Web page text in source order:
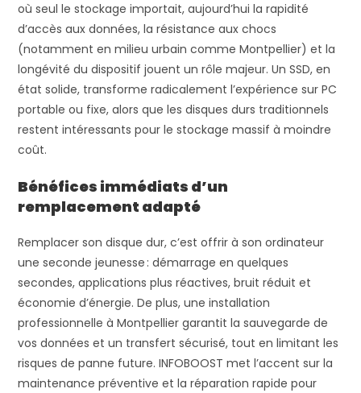
où seul le stockage importait, aujourd’hui la rapidité
d’accès aux données, la résistance aux chocs
(notamment en milieu urbain comme Montpellier) et la
longévité du dispositif jouent un rôle majeur. Un SSD, en
état solide, transforme radicalement l’expérience sur PC
portable ou fixe, alors que les disques durs traditionnels
restent intéressants pour le stockage massif à moindre
coût.
Bénéfices immédiats d’un
remplacement adapté
Remplacer son disque dur, c’est offrir à son ordinateur
une seconde jeunesse : démarrage en quelques
secondes, applications plus réactives, bruit réduit et
économie d’énergie. De plus, une installation
professionnelle à Montpellier garantit la sauvegarde de
vos données et un transfert sécurisé, tout en limitant les
risques de panne future. INFOBOOST met l’accent sur la
maintenance préventive et la réparation rapide pour